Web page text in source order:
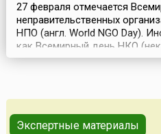
27 февраля отмечается
неправительственных
НПО (англ. World NGO Day).
как Всемирный день НКО
организаций).История
учреждённой в 1992 году в
Форуме НПО стран
Экспертные материалы